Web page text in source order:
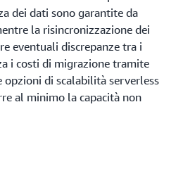
dei dati sono garantite da
la risincronizzazione dei
eventuali discrepanze tra i
i costi di migrazione tramite
di scalabilità serverless
al minimo la capacità non